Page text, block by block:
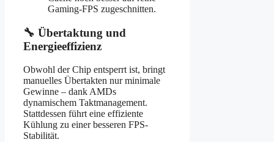
Gaming-FPS zugeschnitten.
🔧 Übertaktung und
Energieeffizienz
Obwohl der Chip entsperrt ist, bringt
manuelles Übertakten nur minimale
Gewinne – dank AMDs
dynamischem Taktmanagement.
Stattdessen führt eine effiziente
Kühlung zu einer besseren FPS-
Stabilität.